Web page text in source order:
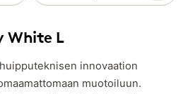
White L
innovaation
muotoiluun.